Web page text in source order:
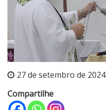
27 de setembro de 2024
Compartilhe